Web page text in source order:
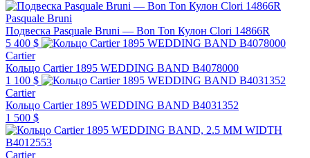
Pasquale Bruni
Подвеска Pasquale Bruni — Bon Ton Кулон Clori 14866R
5 400 $
Cartier
Кольцо Cartier 1895 WEDDING BAND B4078000
1 100 $
Cartier
Кольцо Cartier 1895 WEDDING BAND B4031352
1 500 $
Cartier